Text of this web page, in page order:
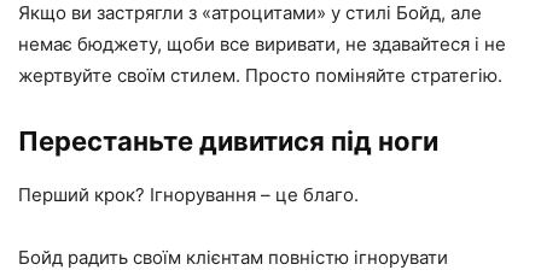
Якщо ви застрягли з «атроцитами» у стилі Бойд, але
немає бюджету, щоби все виривати, не здавайтеся і не
жертвуйте своїм стилем. Просто поміняйте стратегію.
Перестаньте дивитися під ноги
Перший крок? Ігнорування – це благо.
Бойд радить своїм клієнтам повністю ігнорувати